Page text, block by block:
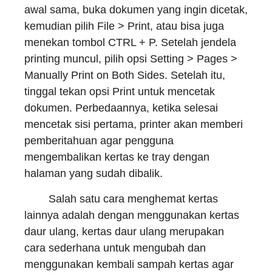
awal sama, buka dokumen yang ingin dicetak,
kemudian pilih File > Print, atau bisa juga
menekan tombol CTRL + P. Setelah jendela
printing muncul, pilih opsi Setting > Pages >
Manually Print on Both Sides. Setelah itu,
tinggal tekan opsi Print untuk mencetak
dokumen. Perbedaannya, ketika selesai
mencetak sisi pertama, printer akan memberi
pemberitahuan agar pengguna
mengembalikan kertas ke tray dengan
halaman yang sudah dibalik.
Salah satu cara menghemat kertas
lainnya adalah dengan menggunakan kertas
daur ulang, kertas daur ulang merupakan
cara sederhana untuk mengubah dan
menggunakan kembali sampah kertas agar